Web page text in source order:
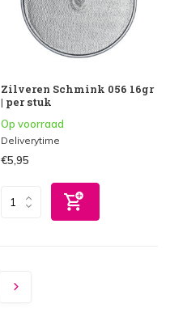
Zilveren Schmink 056 16gr
| per stuk
Op voorraad
Deliverytime
€5,95